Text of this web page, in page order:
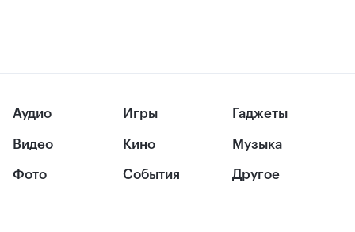
Аудио
Видео
Фото
Игры
Кино
События
Гаджеты
Музыка
Другое